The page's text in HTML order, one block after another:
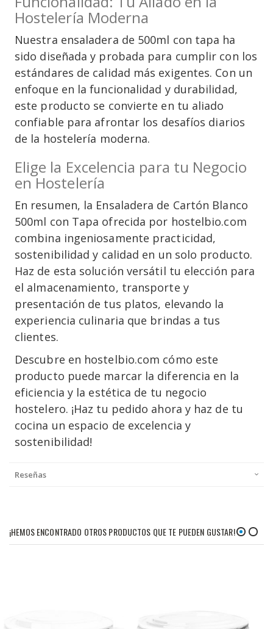
Hostelería Moderna
Nuestra ensaladera de 500ml con tapa ha
sido diseñada y probada para cumplir con los
estándares de calidad más exigentes. Con un
enfoque en la funcionalidad y durabilidad,
este producto se convierte en tu aliado
confiable para afrontar los desafíos diarios
de la hostelería moderna.
Elige la Excelencia para tu Negocio
en Hostelería
En resumen, la Ensaladera de Cartón Blanco
500ml con Tapa ofrecida por hostelbio.com
combina ingeniosamente practicidad,
sostenibilidad y calidad en un solo producto.
Haz de esta solución versátil tu elección para
el almacenamiento, transporte y
presentación de tus platos, elevando la
experiencia culinaria que brindas a tus
clientes.
Descubre en hostelbio.com cómo este
producto puede marcar la diferencia en la
eficiencia y la estética de tu negocio
hostelero. ¡Haz tu pedido ahora y haz de tu
cocina un espacio de excelencia y
sostenibilidad!
Reseñas
¡HEMOS ENCONTRADO OTROS PRODUCTOS QUE TE PUEDEN GUSTAR!